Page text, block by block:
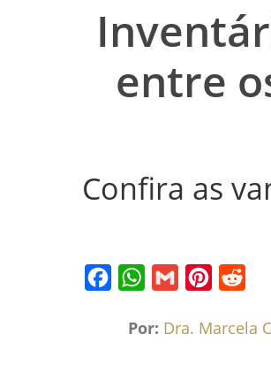
entre
Confira as
FacebookWhatsApp
Gmail Pinterest
Por: Dra. Marcela